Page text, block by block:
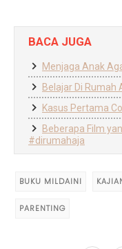
BACA JUGA
Menjaga Anak
Belajar Di Rumah
Kasus Pertama
Beberapa Film
#dirumahaja
BUKU MILDAINI
PARENTING